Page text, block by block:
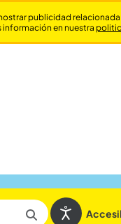
publicidad
en nuestra